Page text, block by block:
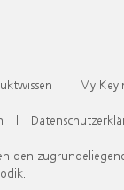
| My
|
den